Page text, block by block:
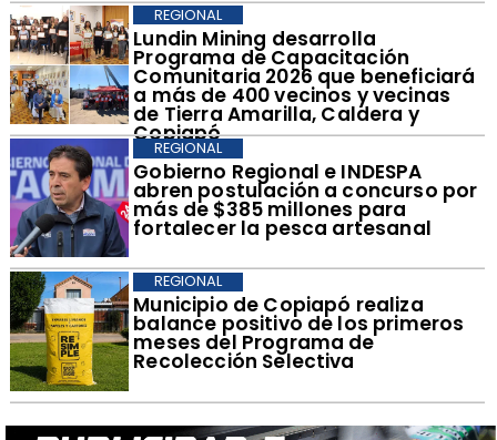
​Lundin Mining desarrolla
Programa de Capacitación
Comunitaria 2026 que beneficiará
a más de 400 vecinos y vecinas
de Tierra Amarilla, Caldera y
Copiapó
REGIONAL
​Gobierno Regional e INDESPA
abren postulación a concurso por
más de $385 millones para
fortalecer la pesca artesanal
REGIONAL
​Municipio de Copiapó realiza
balance positivo de los primeros
meses del Programa de
Recolección Selectiva
REGIONAL